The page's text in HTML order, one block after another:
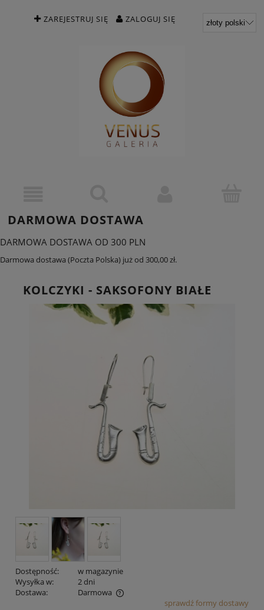
ZAREJESTRUJ SIĘ ZALOGUJ SIĘ
DARMOWA DOSTAWA
DARMOWA DOSTAWA OD 300 PLN
Darmowa dostawa (Poczta Polska) już od 300,00 zł.
KOLCZYKI - SAKSOFONY BIAŁE
Dostępność:
w magazynie
Wysyłka w:
2 dni
Dostawa:
Darmowa
Cena nie zawiera ewentualnych kosztów płatnościsprawdź formy dostawy